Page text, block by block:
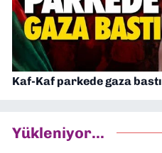
Kaf-Kaf parkede gaza bastı
Yükleniyor...